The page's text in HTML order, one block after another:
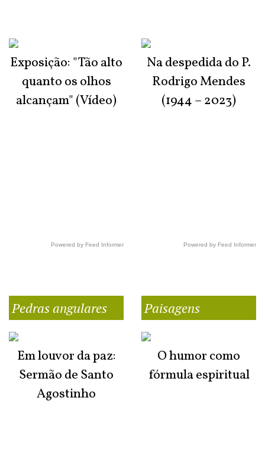
Exposição: "Tão alto
quanto os olhos
alcançam" (Vídeo)
Powered by Feed Informer
Na despedida do P.
Rodrigo Mendes
(1944 – 2023)
Powered by Feed Informer
Pedras angulares
Em louvor da paz:
Sermão de Santo
Agostinho
Paisagens
O humor como
fórmula espiritual